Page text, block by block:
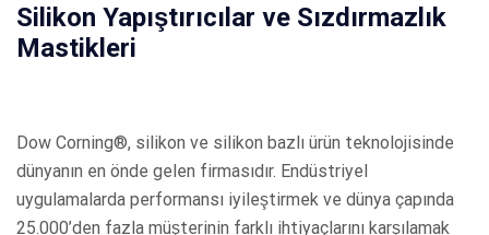
Silikon Yapıştırıcılar ve Sızdırmazlık
Mastikleri
Dow Corning®, silikon ve silikon bazlı ürün teknolojisinde
dünyanın en önde gelen firmasıdır. Endüstriyel
uygulamalarda performansı iyileştirmek ve dünya çapında
25.000’den fazla müşterinin farklı ihtiyaçlarını karşılamak